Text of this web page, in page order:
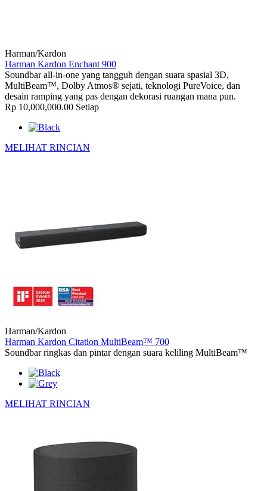
Harman/Kardon
Harman Kardon Enchant 900
Soundbar all-in-one yang tangguh dengan suara spasial 3D,
MultiBeam™, Dolby Atmos® sejati, teknologi PureVoice, dan
desain ramping yang pas dengan dekorasi ruangan mana pun.
Rp 10,000,000.00 Setiap
MELIHAT RINCIAN
Harman/Kardon
Harman Kardon Citation MultiBeam™ 700
Soundbar ringkas dan pintar dengan suara keliling MultiBeam™
MELIHAT RINCIAN